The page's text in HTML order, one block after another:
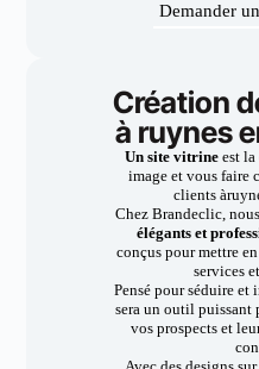
Demander
Création
à ruynes
Un site vitrineest la
image et vous faire
clients
Chez Brandeclic,
élégants et
conçus pour mettre
services
Pensé pour séduire
sera un outil puissant
vos prospects et